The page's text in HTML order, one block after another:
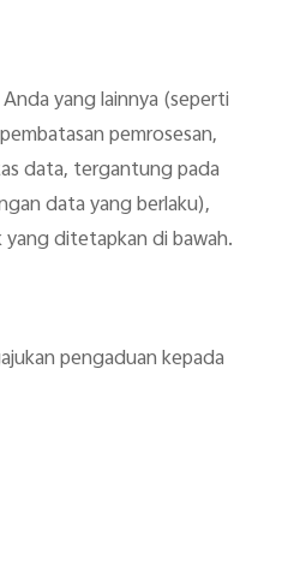
yang lainnya (seperti
pemrosesan,
data, tergantung pada
data yang berlaku),
ditetapkan di bawah.
pengaduan kepada